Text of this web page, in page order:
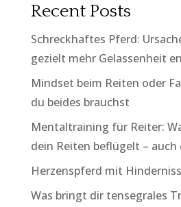
Recent Posts
Schreckhaftes Pferd:
gezielt mehr Gelassenheit
Mindset beim Reiten oder
du beides brauchst
Mentaltraining für Reiter:
dein Reiten beflügelt – auch
Herzenspferd mit
Was bringt dir tensegrales